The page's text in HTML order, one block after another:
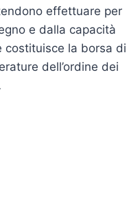
effettuare per
e dalla capacità
costituisce la borsa di
dell’ordine dei